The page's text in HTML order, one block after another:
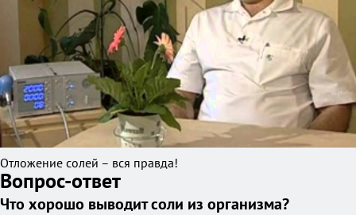
Отложение солей – вся правда!
Вопрос-ответ
Что хорошо выводит соли из организма?